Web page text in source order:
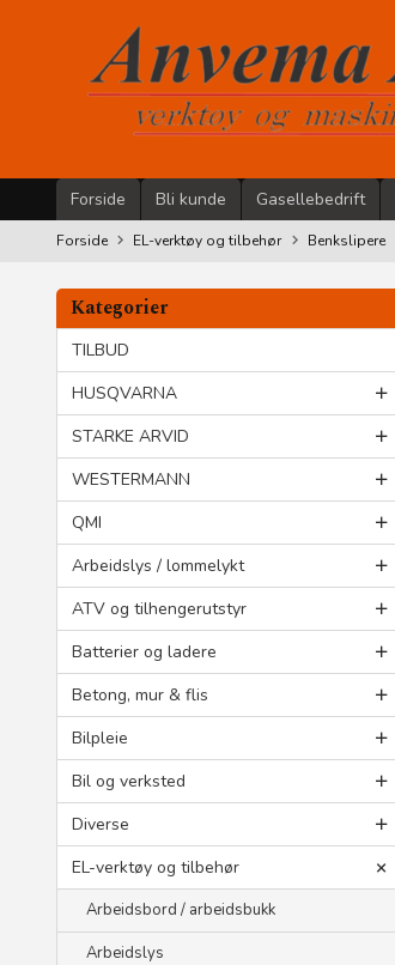
Forside Bli kunde Gasellebedrift
Forside EL-verktøy og tilbehør Benkslipere
Kategorier
TILBUD
HUSQVARNA
STARKE ARVID
WESTERMANN
QMI
Arbeidslys / lommelykt
ATV og tilhengerutstyr
Batterier og ladere
Betong, mur & flis
Bilpleie
Bil og verksted
Diverse
EL-verktøy og tilbehør
Arbeidsbord / arbeidsbukk
Arbeidslys